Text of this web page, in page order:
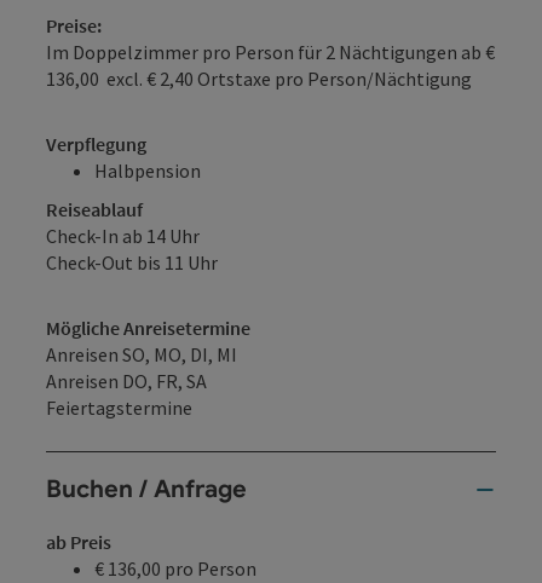
Preise:
Im Doppelzimmer pro Person für 2 Nächtigungen ab €
136,00 excl. € 2,40 Ortstaxe pro Person/Nächtigung
Verpflegung
Halbpension
Reiseablauf
Check-In ab 14 Uhr
Check-Out bis 11 Uhr
Mögliche Anreisetermine
Anreisen SO, MO, DI, MI
Anreisen DO, FR, SA
Feiertagstermine
Buchen / Anfrage
ab Preis
€ 136,00 pro Person